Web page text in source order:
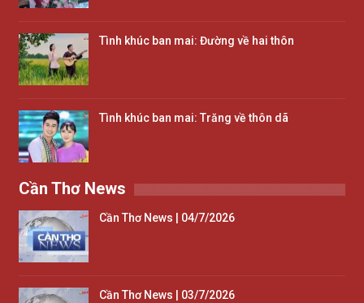
Tình khúc ban mai: Đường về hai thôn
Tình khúc ban mai: Trăng về thôn dã
Cần Thơ News
Cần Thơ News | 04/7/2026
Cần Thơ News | 03/7/2026